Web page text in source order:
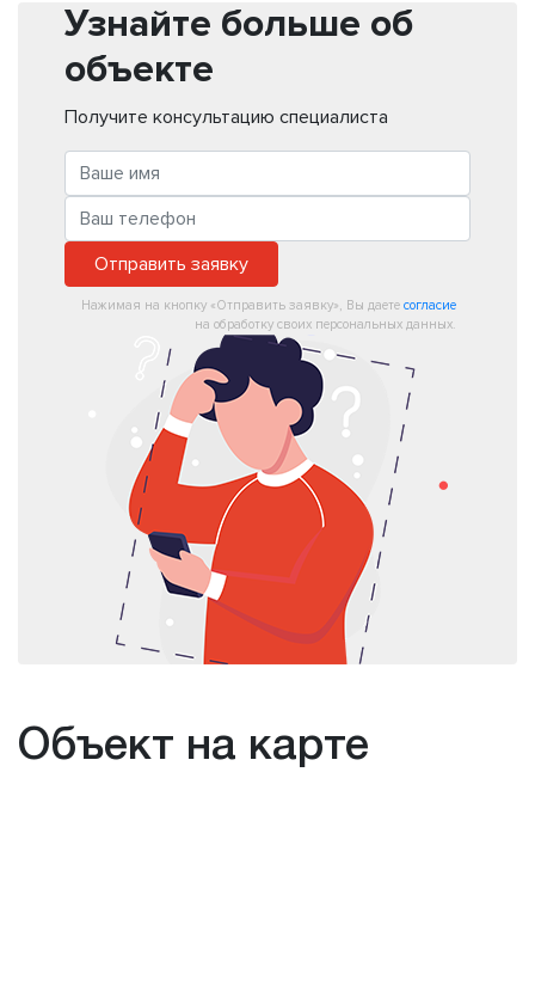
Узнайте больше об
объекте
Получите консультацию специалиста
Отправить заявку
Нажимая на кнопку «Отправить заявку», Вы даете согласие
на обработку своих персональных данных.
Объект на карте